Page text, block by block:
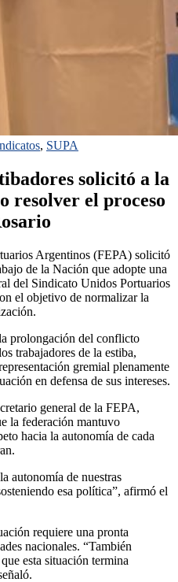
, SUPA
solicitó a la
resolver el proceso
Argentinos (FEPA) solicitó
de la Nación que adopte una
del Sindicato Unidos Portuarios
el objetivo de normalizar la
prolongación del conflicto
trabajadores de la estiba,
gremial plenamente
en defensa de sus intereses.
general de la FEPA,
la federación mantuvo
hacia la autonomía de cada
autonomía de nuestras
esa política”, afirmó el
requiere una pronta
nacionales. “También
esta situación termina